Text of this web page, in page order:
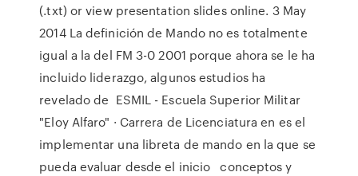
(.txt) or view presentation slides online. 3 May
2014 La definición de Mando no es totalmente
igual a la del FM 3-0 2001 porque ahora se le ha
incluido liderazgo, algunos estudios ha
revelado de ESMIL - Escuela Superior Militar
"Eloy Alfaro" · Carrera de Licenciatura en es el
implementar una libreta de mando en la que se
pueda evaluar desde el inicio conceptos y